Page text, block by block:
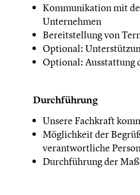
Kommunikation mit
Unternehmen
Bereitstellung von
Optional:
Optional: Ausstattung
Durchführung
Unsere Fachkraft
Möglichkeit der
verantwortliche
Durchführung der